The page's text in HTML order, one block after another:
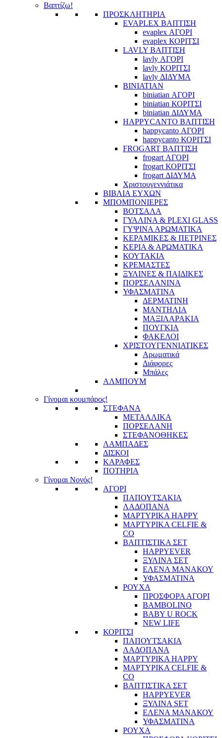
Βαπτίζω!
ΠΡΟΣΚΛΗΤΗΡΙΑ
EVAPLEX ΒΑΠΤΙΣΗ
evaplex ΑΓΟΡΙ
evaplex ΚΟΡΙΤΣΙ
LAVLY ΒΑΠΤΙΣΗ
lavly ΑΓΟΡΙ
lavly ΚΟΡΙΤΣΙ
lavly ΔΙΔΥΜΑ
BINIATIAN
biniatian ΑΓΟΡΙ
biniatian ΚΟΡΙΤΣΙ
biniatian ΔΙΔΥΜΑ
HAPPYCANTO ΒΑΠΤΙΣΗ
happycanto ΑΓΟΡΙ
happycanto ΚΟΡΙΤΣΙ
FROGART ΒΑΠΤΙΣΗ
frogart ΑΓΟΡΙ
frogart ΚΟΡΙΤΣΙ
frogart ΔΙΔΥΜΑ
Χριστουγεννιάτικα
ΒΙΒΛΙΑ ΕΥΧΩΝ
ΜΠΟΜΠΟΝΙΕΡΕΣ
ΒΟΤΣΑΛΑ
ΓΥΑΛΙΝΑ & PLEXI GLASS
ΓΥΨΙΝΑ ΑΡΩΜΑΤΙΚΑ
ΚΕΡΑΜΙΚΕΣ & ΠΕΤΡΙΝΕΣ
ΚΕΡΙΑ & ΑΡΩΜΑΤΙΚΑ
ΚΟΥΤΑΚΙΑ
ΚΡΕΜΑΣΤΕΣ
ΞΥΛΙΝΕΣ & ΠΑΙΔΙΚΕΣ
ΠΟΡΣΕΛΑΝΙΝΑ
ΥΦΑΣΜΑΤΙΝA
ΔΕΡΜΑΤΙΝΗ
ΜΑΝΤΗΛΙΑ
ΜΑΞΙΛΑΡΑΚΙΑ
ΠΟΥΓΚΙΑ
ΦΑΚΕΛΟΙ
ΧΡΙΣΤΟΥΓΕΝΝΙΑΤΙΚΕΣ
Αρωματικά
Διάφορες
Μπάλες
ΑΛΜΠΟΥΜ
Γίνομαι κουμπάρος!
ΣΤΕΦΑΝΑ
ΜΕΤΑΛΛΙΚΑ
ΠΟΡΣΕΛΑΝΗ
ΣΤΕΦΑΝΟΘΗΚΕΣ
ΛΑΜΠΑΔΕΣ
ΔΙΣΚΟΙ
ΚΑΡΑΦΕΣ
ΠΟΤΗΡΙΑ
Γίνομαι Νονός!
ΑΓΟΡΙ
ΠΑΠΟΥΤΣΑΚΙΑ
ΛΑΔΟΠΑΝΑ
ΜΑΡΤΥΡΙΚΑ HAPPY
ΜΑΡΤΥΡΙΚΑ CELFIE &
CO
ΒΑΠΤΙΣΤΙΚΑ ΣΕΤ
HAPPYEVER
ΞΥΛΙΝΑ ΣΕΤ
ΕΛΕΝΑ ΜΑΝΑΚΟΥ
ΥΦΑΣΜΑΤΙΝΑ
ΡΟΥΧΑ
ΠΡΟΣΦΟΡΑ ΑΓΟΡΙ
BAMBOLINO
BABY U ROCK
NEW LIFE
ΚΟΡΙΤΣΙ
ΠΑΠΟΥΤΣΑΚΙΑ
ΛΑΔΟΠΑΝΑ
ΜΑΡΤΥΡΙΚΑ HAPPY
ΜΑΡΤΥΡΙΚΑ CELFIE &
CO
ΒΑΠΤΙΣΤΙΚΑ ΣΕΤ
HAPPYEVER
ΞΥΛΙΝΑ SET
ΕΛΕΝΑ ΜΑΝΑΚΟΥ
ΥΦΑΣΜΑΤΙΝΑ
ΡΟΥΧΑ